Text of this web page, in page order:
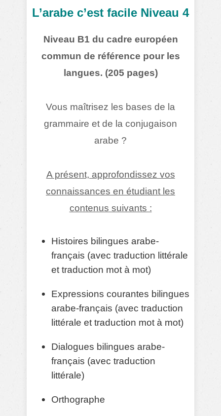
L’arabe c’est facile Niveau 4
Niveau B1 du cadre européen
commun de référence pour les
langues. (205 pages)
Vous maîtrisez les bases de la
grammaire et de la conjugaison
arabe ?
A présent, approfondissez vos
connaissances en étudiant les
contenus suivants :
Histoires bilingues arabe-
français (avec traduction littérale
et traduction mot à mot)
Expressions courantes bilingues
arabe-français (avec traduction
littérale et traduction mot à mot)
Dialogues bilingues arabe-
français (avec traduction
littérale)
Orthographe